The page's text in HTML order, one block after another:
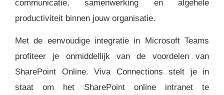
communicatie, samenwerking en algehele
productiviteit binnen jouw organisatie.
Met de eenvoudige integratie in Microsoft Teams
profiteer je onmiddellijk van de voordelen van
SharePoint Online. Viva Connections stelt je in
staat om het SharePoint online intranet te